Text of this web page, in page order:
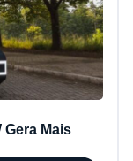
Gera Mais